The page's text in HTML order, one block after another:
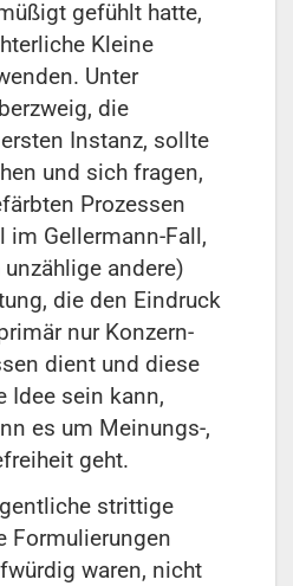
gefühlt hatte,
Kleine
Unter
die
Instanz, sollte
und sich fragen,
Prozessen
im Gellermann-Fall,
andere)
die den Eindruck
nur Konzern-
dient und diese
Idee sein kann,
es um Meinungs-,
geht.
strittige
Formulierungen
waren, nicht